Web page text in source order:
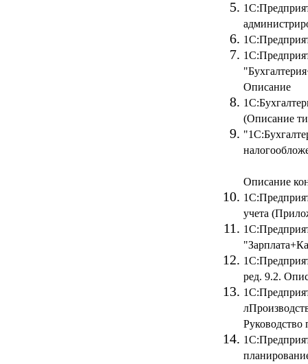
Описание
(Описание
Описание
учета
ред. 9.2.
Руководство